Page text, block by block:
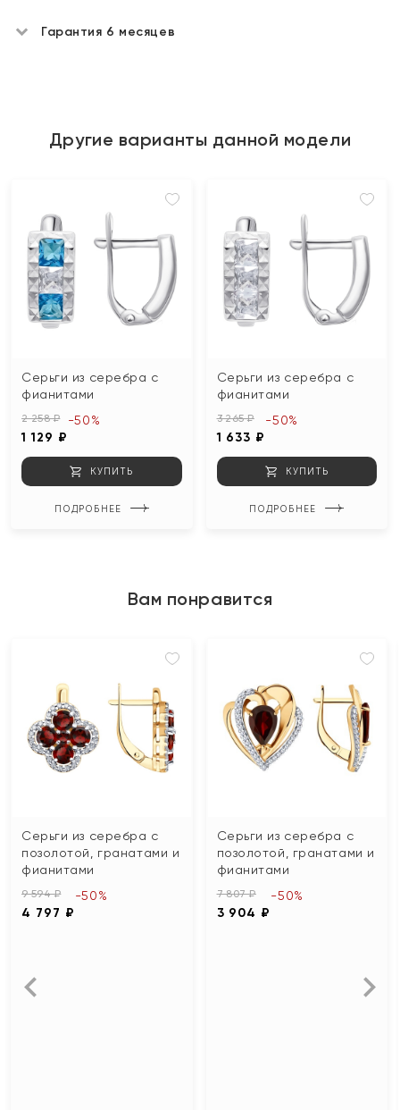
Гарантия 6 месяцев
Другие варианты данной модели
Серьги из серебра с
фианитами
2 258 ₽
1 129 ₽
-50%
КУПИТЬ
ПОДРОБНЕЕ
Серьги из серебра с
фианитами
3 265 ₽
1 633 ₽
-50%
КУПИТЬ
ПОДРОБНЕЕ
Вам понравится
Серьги из серебра с
позолотой, гранатами и
фианитами
9 594 ₽
4 797 ₽
-50%
Серьги из серебра с
позолотой, гранатами и
фианитами
7 807 ₽
3 904 ₽
-50%